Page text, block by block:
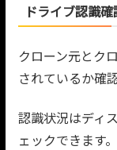
ドライブ認識確
クローン元とク
されているか確
認識状況はディ
ェックできます。